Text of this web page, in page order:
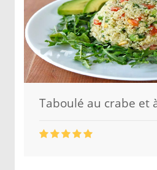
Taboulé au crabe et